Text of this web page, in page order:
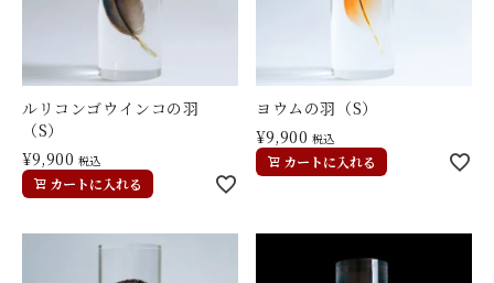
ルリコンゴウインコの羽
（S）
¥9,900 税込
カートに入れる
ヨウムの羽（S）
¥9,900 税込
カートに入れる